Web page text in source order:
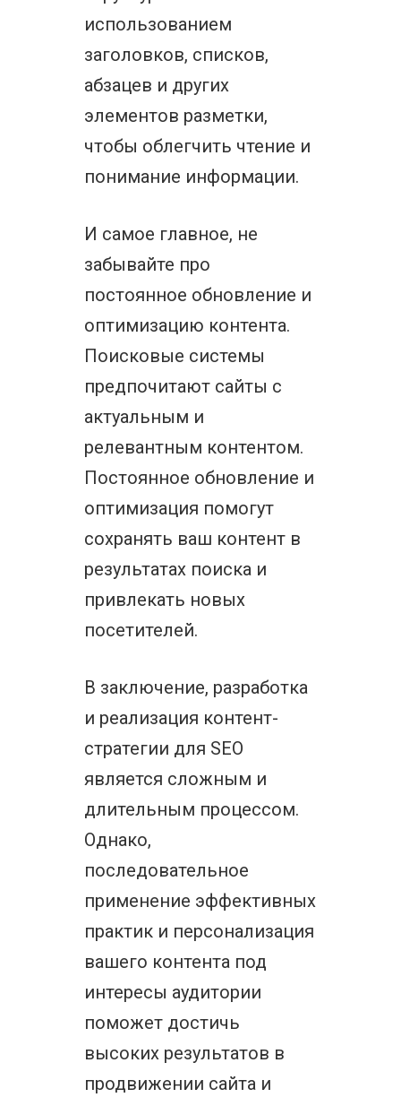
использованием
заголовков, списков,
абзацев и других
элементов разметки,
чтобы облегчить чтение и
понимание информации.
И самое главное, не
забывайте про
постоянное обновление и
оптимизацию контента.
Поисковые системы
предпочитают сайты с
актуальным и
релевантным контентом.
Постоянное обновление и
оптимизация помогут
сохранять ваш контент в
результатах поиска и
привлекать новых
посетителей.
В заключение, разработка
и реализация контент-
стратегии для SEO
является сложным и
длительным процессом.
Однако,
последовательное
применение эффективных
практик и персонализация
вашего контента под
интересы аудитории
поможет достичь
высоких результатов в
продвижении сайта и